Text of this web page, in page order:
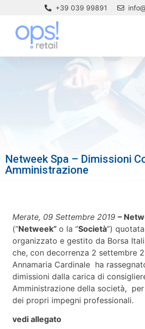
+39 039 99891
Netweek Spa – Dimissioni
Amministrazione
Merate, 09 Settembre 2019 –
(“Netweek” o la “Società”)
organizzato e gestito da Borsa
che, con decorrenza 2 settembre
Annamaria Cardinale ha
dimissioni dalla carica di
Amministrazione della società, per
dei propri impegni professionali.
vedi allegato